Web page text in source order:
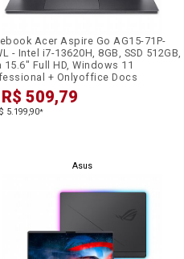
Acer Aspire Go AG15-71P-
- Intel i7-13620H, 8GB, SSD 512GB,
15.6" Full HD, Windows 11
+ Onlyoffice Docs
R$ 509,79
5.199,90*
Asus